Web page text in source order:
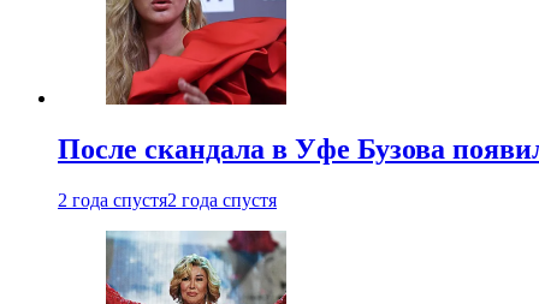
После скандала в Уфе Бузова
2 года спустя2 года спустя